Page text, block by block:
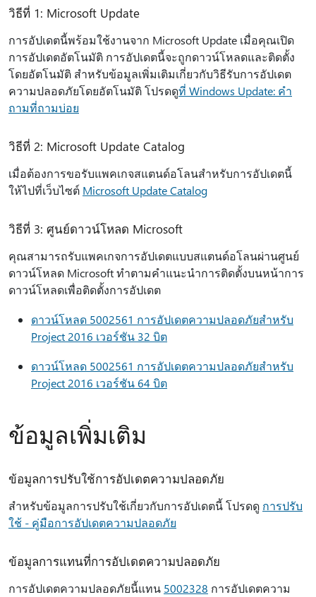
วิธีที่ 1: Microsoft Update
การอัปเดตนี้พร้อมใช้งานจาก Microsoft Update เมื่อคุณเปิด
การอัปเดตอัตโนมัติ การอัปเดตนี้จะถูกดาวน์โหลดและติดตั้ง
โดยอัตโนมัติ สําหรับข้อมูลเพิ่มเติมเกี่ยวกับวิธีรับการอัปเดต
ความปลอดภัยโดยอัตโนมัติ โปรดดูที่ Windows Update: คํา
ถามที่ถามบ่อย
วิธีที่ 2: Microsoft Update Catalog
เมื่อต้องการขอรับแพคเกจสแตนด์อโลนสำหรับการอัปเดตนี้
ให้ไปที่เว็บไซต์ Microsoft Update Catalog
วิธีที่ 3: ศูนย์ดาวน์โหลด Microsoft
คุณสามารถรับแพคเกจการอัปเดตแบบสแตนด์อโลนผ่านศูนย์
ดาวน์โหลด Microsoft ทําตามคําแนะนําการติดตั้งบนหน้าการ
ดาวน์โหลดเพื่อติดตั้งการอัปเดต
ดาวน์โหลด 5002561 การอัปเดตความปลอดภัยสําหรับ
Project 2016 เวอร์ชัน 32 บิต
ดาวน์โหลด 5002561 การอัปเดตความปลอดภัยสําหรับ
Project 2016 เวอร์ชัน 64 บิต
ข้อมูลเพิ่มเติม
ข้อมูลการปรับใช้การอัปเดตความปลอดภัย
สําหรับข้อมูลการปรับใช้เกี่ยวกับการอัปเดตนี้ โปรดดู การปรับ
ใช้ - คู่มือการอัปเดตความปลอดภัย
ข้อมูลการแทนที่การอัปเดตความปลอดภัย
การอัปเดตความปลอดภัยนี้แทน 5002328 การอัปเดตความ